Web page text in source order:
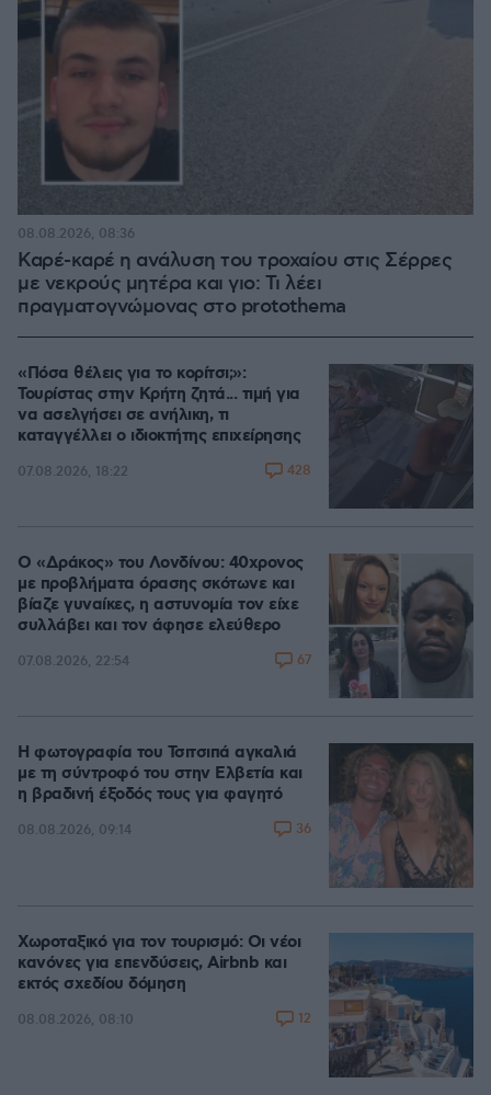
Καρέ-καρέ η ανάλυση του τροχαίου στις Σέρρες
με νεκρούς μητέρα και γιο: Τι λέει
πραγματογνώμονας στο protothema
08.08.2026, 08:36
«Πόσα θέλεις για το κορίτσι;»:
Τουρίστας στην Κρήτη ζητά... τιμή για
να ασελγήσει σε ανήλικη, τι
καταγγέλλει ο ιδιοκτήτης επιχείρησης
07.08.2026, 18:22 428
Ο «Δράκος» του Λονδίνου: 40χρονος
με προβλήματα όρασης σκότωνε και
βίαζε γυναίκες, η αστυνομία τον είχε
συλλάβει και τον άφησε ελεύθερο
07.08.2026, 22:54 67
Η φωτογραφία του Τσιτσιπά αγκαλιά
με τη σύντροφό του στην Ελβετία και
η βραδινή έξοδός τους για φαγητό
08.08.2026, 09:14 36
Χωροταξικό για τον τουρισμό: Οι νέοι
κανόνες για επενδύσεις, Airbnb και
εκτός σχεδίου δόμηση
08.08.2026, 08:10 12